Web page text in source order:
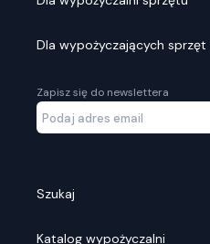
Dla wypożyczających sprzęt
Zapisz się do newslettera
Szukaj
Katalog wypożyczalni